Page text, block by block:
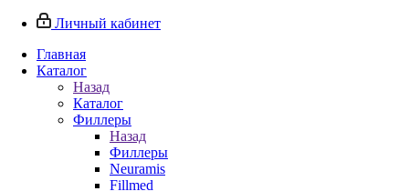
Личный кабинет
Главная
Каталог
Назад
Каталог
Филлеры
Назад
Филлеры
Neuramis
Fillmed